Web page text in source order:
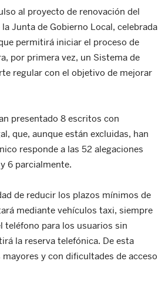
al proyecto de renovación del
Junta de Gobierno Local, celebrada
permitirá iniciar el proceso de
por primera vez, un Sistema de
regular con el objetivo de mejorar
presentado 8 escritos con
que, aunque están excluidas, han
responde a las 52 alegaciones
6 parcialmente.
de reducir los plazos mínimos de
mediante vehículos taxi, siempre
teléfono para los usuarios sin
la reserva telefónica. De esta
y con dificultades de acceso